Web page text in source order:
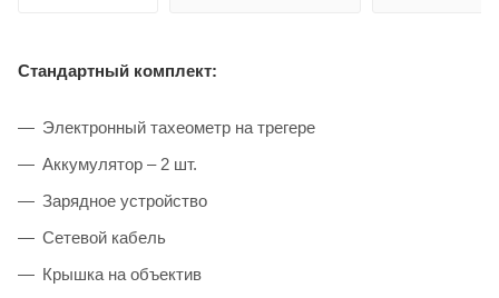
Стандартный комплект:
Электронный тахеометр на трегере
Аккумулятор – 2 шт.
Зарядное устройство
Сетевой кабель
Крышка на объектив